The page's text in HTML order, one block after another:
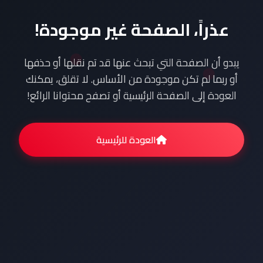
عذراً، الصفحة غير موجودة!
يبدو أن الصفحة التي تبحث عنها قد تم نقلها أو حذفها
أو ربما لم تكن موجودة من الأساس. لا تقلق، يمكنك
العودة إلى الصفحة الرئيسية أو تصفح محتوانا الرائع!
العودة للرئيسية